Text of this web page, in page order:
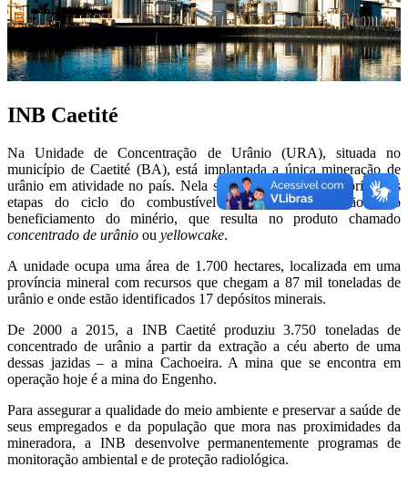
INB Caetité
Na Unidade de Concentração de Urânio (URA), situada no
município de Caetité (BA), está implantada a única mineração de
urânio em atividade no país. Nela são realizadas as duas primeiras
etapas do ciclo do combustível nuclear: a mineração e o
beneficiamento do minério, que resulta no produto chamado
concentrado de urânio ou yellowcake.
A unidade ocupa uma área de 1.700 hectares, localizada em uma
província mineral com recursos que chegam a 87 mil toneladas de
urânio e onde estão identificados 17 depósitos minerais.
De 2000 a 2015, a INB Caetité produziu 3.750 toneladas de
concentrado de urânio a partir da extração a céu aberto de uma
dessas jazidas – a mina Cachoeira. A mina que se encontra em
operação hoje é a mina do Engenho.
Para assegurar a qualidade do meio ambiente e preservar a saúde de
seus empregados e da população que mora nas proximidades da
mineradora, a INB desenvolve permanentemente programas de
monitoração ambiental e de proteção radiológica.